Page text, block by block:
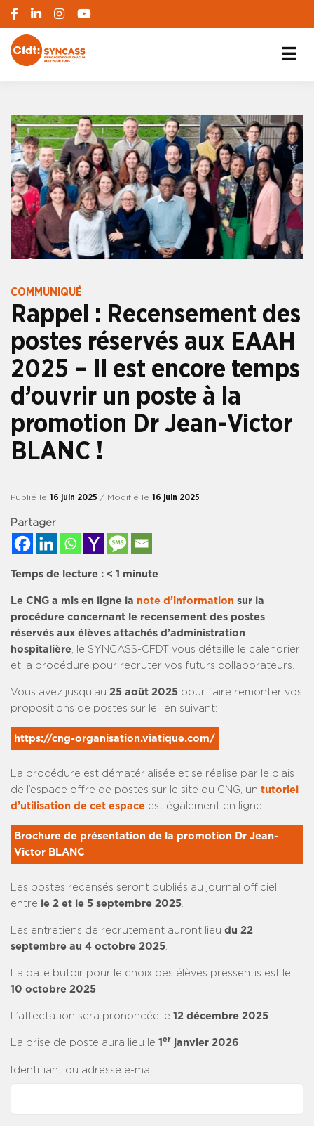
COMMUNIQUÉ
Rappel : Recensement des
postes réservés aux EAAH
2025 – Il est encore temps
d’ouvrir un poste à la
promotion Dr Jean-Victor
BLANC !
Publié le 16 juin 2025 / Modifié le 16 juin 2025
Partager
Temps de lecture : < 1 minute
Le CNG a mis en ligne la note d’information sur la
procédure concernant le recensement des postes
réservés aux élèves attachés d’administration
hospitalière , le SYNCASS-CFDT vous détaille le calendrier
et la procédure pour recruter vos futurs collaborateurs.
Vous avez jusqu’au 25 août 2025 pour faire remonter vos
propositions de postes sur le lien suivant:
https://cng-organisation.viatique.com/
La procédure est dématérialisée et se réalise par le biais
de l’espace offre de postes sur le site du CNG, un tutoriel
d’utilisation de cet espace est également en ligne.
Brochure de présentation de la promotion Dr Jean-
Victor BLANC
Les postes recensés seront publiés au journal officiel
entre le 2 et le 5 septembre 2025
Les entretiens de recrutement auront lieu du 22
septembre au 4 octobre 2025
La date butoir pour le choix des élèves pressentis est le
10 octobre 2025
L’affectation sera prononcée le 12 décembre 2025
La prise de poste aura lieu le 1 er janvier 2026
Identifiant ou adresse e-mail